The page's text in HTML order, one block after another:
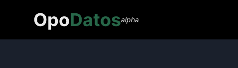
OpoDatosalpha